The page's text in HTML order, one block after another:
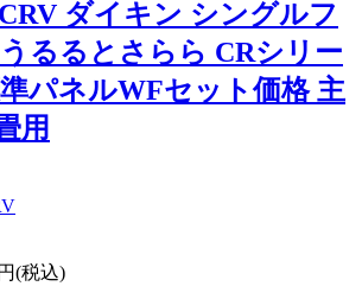
ダイキン シングルフ
るるとさらら CRシリー
パネルWFセット価格 主
用
(税込)